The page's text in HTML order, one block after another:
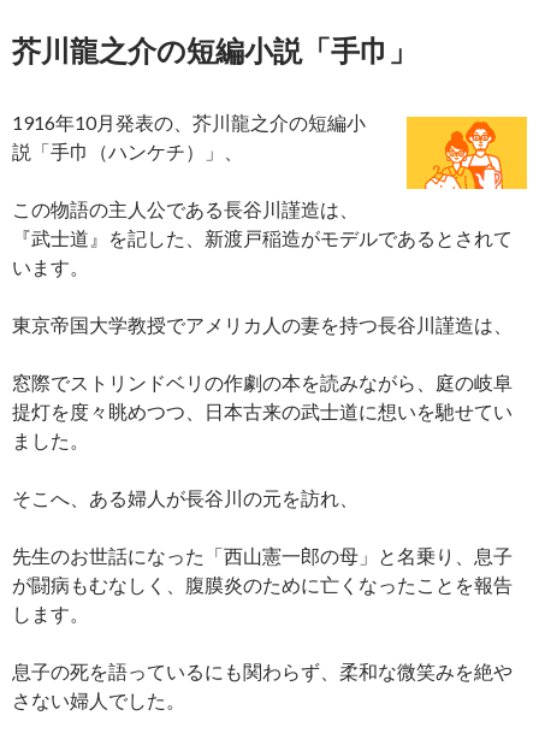
芥川龍之介の短編小説「手巾」
1916年10月発表の、芥川龍之介の短編小
説「手巾（ハンケチ）」、
この物語の主人公である長谷川謹造は、
『武士道』を記した、新渡戸稲造がモデルであるとされて
います。
東京帝国大学教授でアメリカ人の妻を持つ長谷川謹造は、
窓際でストリンドベリの作劇の本を読みながら、庭の岐阜
提灯を度々眺めつつ、日本古来の武士道に想いを馳せてい
ました。
そこへ、ある婦人が長谷川の元を訪れ、
先生のお世話になった「西山憲一郎の母」と名乗り、息子
が闘病もむなしく、腹膜炎のために亡くなったことを報告
します。
息子の死を語っているにも関わらず、柔和な微笑みを絶や
さない婦人でした。